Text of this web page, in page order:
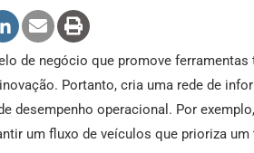
de negócio que promove
Portanto, cria uma rede de
desempenho operacional. Por
um fluxo de veículos que prioriza